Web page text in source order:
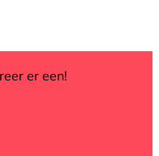
er een!